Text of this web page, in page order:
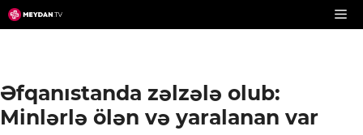
Skip
to
Əfqanıstanda zəlzələ olub:
Minlərlə ölən və yaralanan var